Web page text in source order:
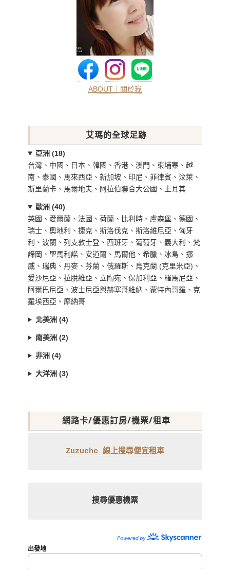
ABOUT｜關於我
艾瑪的全球足跡
亞洲 (18)
台灣、中國、日本、韓國、香港、澳門、柬埔寨、越
南、泰國、馬來西亞、新加坡、印尼、菲律賓、汶萊、
斯里蘭卡、馬爾地夫、阿拉伯聯合大公國、土耳其
歐洲 (40)
英國、愛爾蘭、法國、荷蘭、比利時、盧森堡、德國、
瑞士、奧地利、捷克、斯洛伐克、斯洛維尼亞、匈牙
利、波蘭、列支敦士登、西班牙、葡萄牙、義大利、梵
諦岡、聖馬利諾、安道爾、馬爾他、希臘、冰島、挪
威、瑞典、丹麥、芬蘭、俄羅斯、烏克蘭 (克里米亞)、
愛沙尼亞、拉脫維亞、立陶宛、保加利亞、羅馬尼亞、
阿爾巴尼亞、波士尼亞與赫塞哥維納、蒙特內哥羅、克
羅埃西亞、摩納哥
北美洲 (4)
南美洲 (2)
非洲 (4)
大洋洲 (3)
網路卡/優惠訂房/機票/租車
Zuzuche 線上搜尋便宜租車
搜尋優惠機票